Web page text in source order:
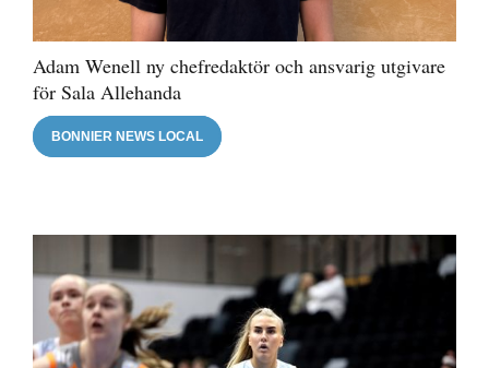
Adam Wenell ny chefredaktör och ansvarig utgivare
för Sala Allehanda
BONNIER NEWS LOCAL